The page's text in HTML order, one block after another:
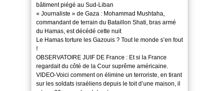
bâtiment piégé au Sud-Liban
« Journaliste » de Gaza : Mohammad Mushtaha,
commandant de terrain du Bataillon Shati, bras armé
du Hamas, est décédé cette nuit
Le Hamas torture les Gazouis ? Tout le monde s’en fout
!
OBSERVATOIRE JUIF DE France : Et si la France
regardait du côté de la Cour suprême américaine.
VIDEO-Voici comment on élimine un terroriste, en tirant
sur les soldats israéliens depuis le toit d’une maison, il